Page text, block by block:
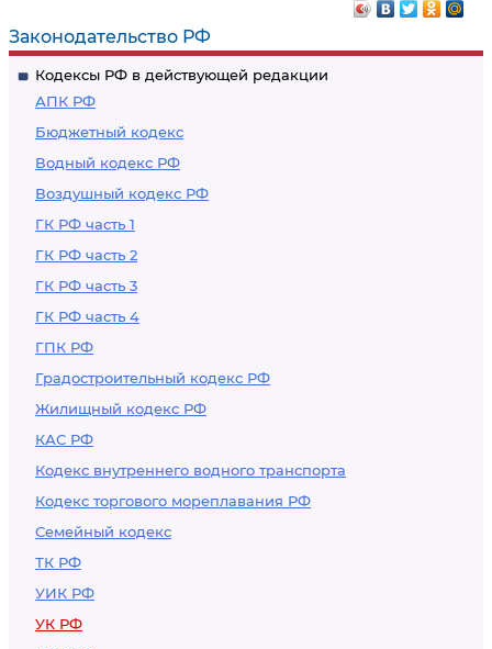
Законодательство РФ
Кодексы РФ в действующей редакции
АПК РФ
Бюджетный кодекс
Водный кодекс РФ
Воздушный кодекс РФ
ГК РФ часть 1
ГК РФ часть 2
ГК РФ часть 3
ГК РФ часть 4
ГПК РФ
Градостроительный кодекс РФ
Жилищный кодекс РФ
КАС РФ
Кодекс внутреннего водного транспорта
Кодекс торгового мореплавания РФ
Семейный кодекс
ТК РФ
УИК РФ
УК РФ